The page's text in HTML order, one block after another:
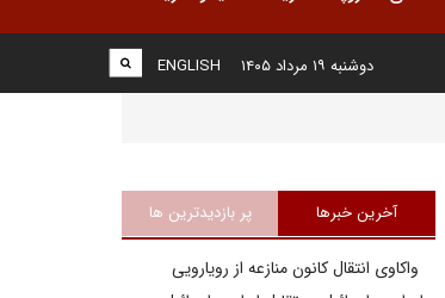
ENGLISH دوشنبه ۱۹ مرداد ۱۴۰۵
آخرین خبرها پر بازدیدترین ها
واکاوی انتقال کانون منازعه از رویارویی